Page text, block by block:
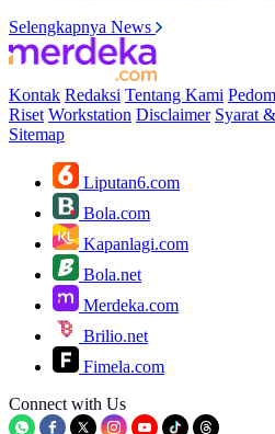
Selengkapnya News
Kontak Redaksi Tentang Kami
Riset Workstation Disclaimer Syarat
Sitemap
Liputan6.com
Bola.com
Kapanlagi.com
Bola.net
Merdeka.com
Brilio.net
Fimela.com
Connect with Us